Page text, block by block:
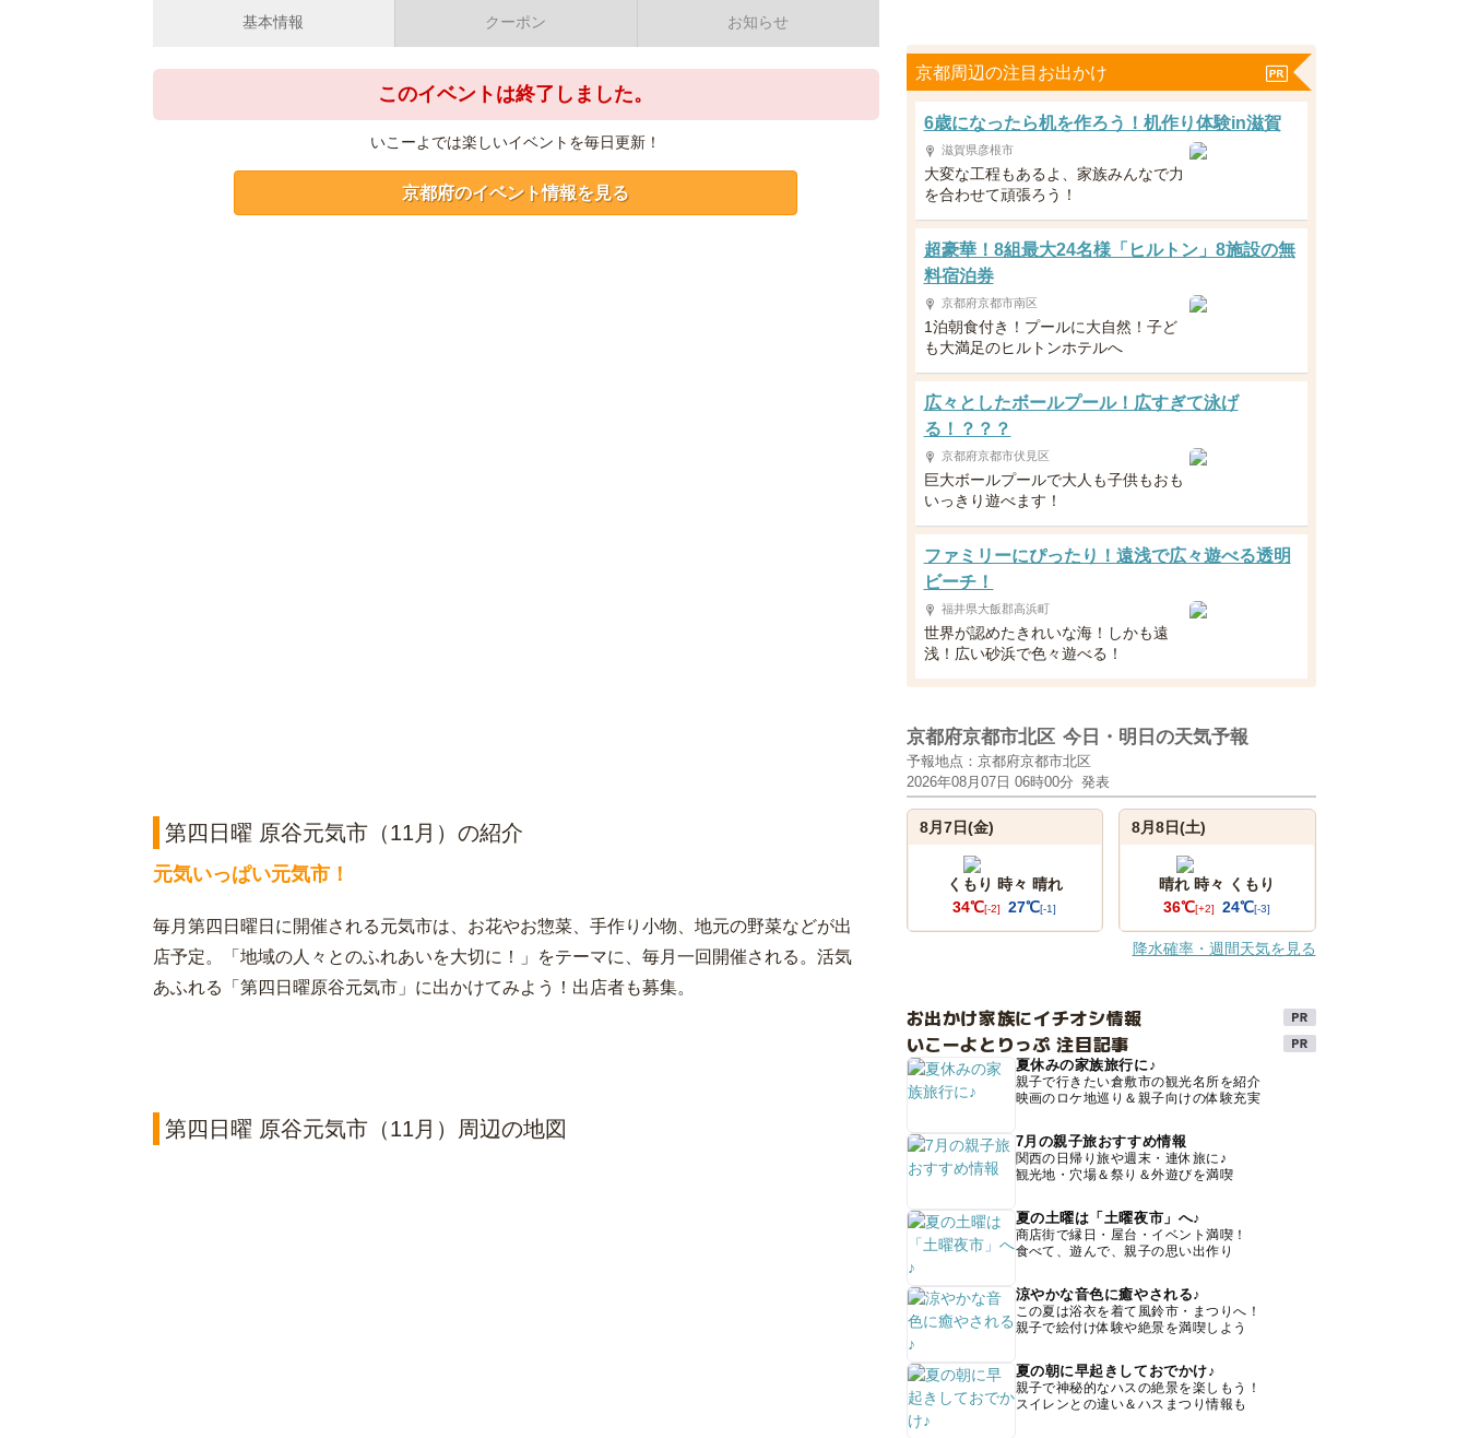
基本情報 クーポン お知らせ
このイベントは終了しました。
いこーよでは楽しいイベントを毎日更新！
京都府のイベント情報を見る
第四日曜 原谷元気市（11月）の紹介
元気いっぱい元気市！
毎月第四日曜日に開催される元気市は、お花やお惣菜、手作り小物、地元の野菜などが出
店予定。「地域の人々とのふれあいを大切に！」をテーマに、毎月一回開催される。活気
あふれる「第四日曜原谷元気市」に出かけてみよう！出店者も募集。
第四日曜 原谷元気市（11月）周辺の地図
京都周辺の注目お出かけ
6歳になったら机を作ろう！机作り体験in滋賀
滋賀県彦根市
大変な工程もあるよ、家族みんなで力
を合わせて頑張ろう！
超豪華！8組最大24名様「ヒルトン」8施設の無
料宿泊券
京都府京都市南区
1泊朝食付き！プールに大自然！子ど
も大満足のヒルトンホテルへ
広々としたボールプール！広すぎて泳げ
る！？？？
京都府京都市伏見区
巨大ボールプールで大人も子供もおも
いっきり遊べます！
ファミリーにぴったり！遠浅で広々遊べる透明
ビーチ！
福井県大飯郡高浜町
世界が認めたきれいな海！しかも遠
浅！広い砂浜で色々遊べる！
京都府京都市北区 今日・明日の天気予報
予報地点：京都府京都市北区
2026年08月07日 06時00分 発表
8月7日(金)
くもり 時々 晴れ
34℃[-2] 27℃[-1]
8月8日(土)
晴れ 時々 くもり
36℃[+2] 24℃[-3]
降水確率・週間天気を見る
お出かけ家族にイチオシ情報
いこーよとりっぷ 注目記事
夏休みの家族旅行に♪
親子で行きたい倉敷市の観光名所を紹介
映画のロケ地巡り＆親子向けの体験充実
7月の親子旅おすすめ情報
関西の日帰り旅や週末・連休旅に♪
観光地・穴場＆祭り＆外遊びを満喫
夏の土曜は「土曜夜市」へ♪
商店街で縁日・屋台・イベント満喫！
食べて、遊んで、親子の思い出作り
涼やかな音色に癒やされる♪
この夏は浴衣を着て風鈴市・まつりへ！
親子で絵付け体験や絶景を満喫しよう
夏の朝に早起きしておでかけ♪
親子で神秘的なハスの絶景を楽しもう！
スイレンとの違い＆ハスまつり情報も